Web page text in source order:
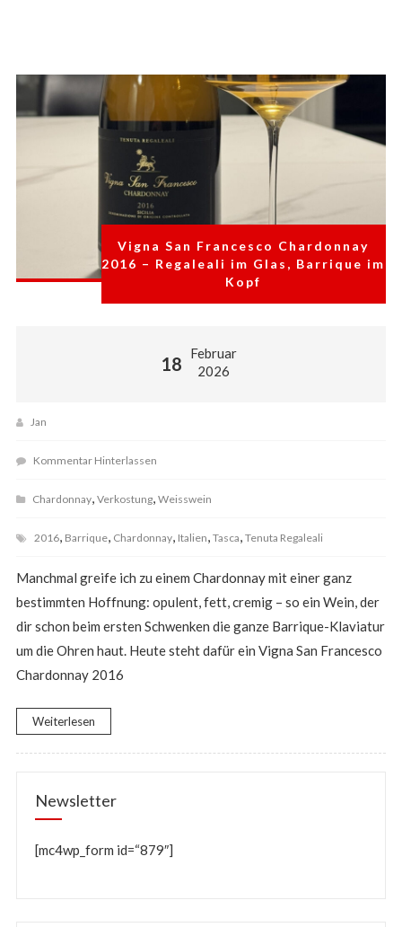
Vigna San Francesco Chardonnay
2016 – Regaleali im Glas, Barrique im
Kopf
18
Februar
2026
Jan
Kommentar Hinterlassen
Chardonnay, Verkostung, Weisswein
2016, Barrique, Chardonnay, Italien, Tasca, Tenuta Regaleali
Manchmal greife ich zu einem Chardonnay mit einer ganz
bestimmten Hoffnung: opulent, fett, cremig – so ein Wein, der
dir schon beim ersten Schwenken die ganze Barrique-Klaviatur
um die Ohren haut. Heute steht dafür ein Vigna San Francesco
Chardonnay 2016
Weiterlesen
Newsletter
[mc4wp_form id=“879″]